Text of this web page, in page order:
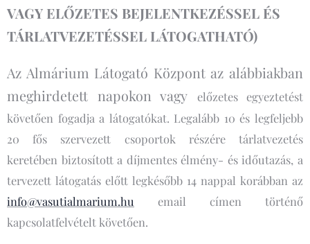
VAGY ELŐZETES BEJELENTKEZÉSSEL ÉS
TÁRLATVEZETÉSSEL LÁTOGATHATÓ)
Az Almárium Látogató Központ az alábbiakban
meghirdetett napokon vagy
előzetes egyeztetést
követően fogadja a látogatókat. Legalább 10 és legfeljebb
20 fős szervezett csoportok részére tárlatvezetés
keretében biztosított a díjmentes élmény- és időutazás, a
tervezett látogatás előtt legkésőbb 14 nappal korábban az
info@vasutialmarium.hu
email címen történő
kapcsolatfelvételt követően.